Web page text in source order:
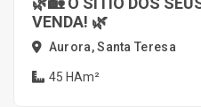
VENDA! 🌿
Aurora, Santa Teresa
45 HAm²